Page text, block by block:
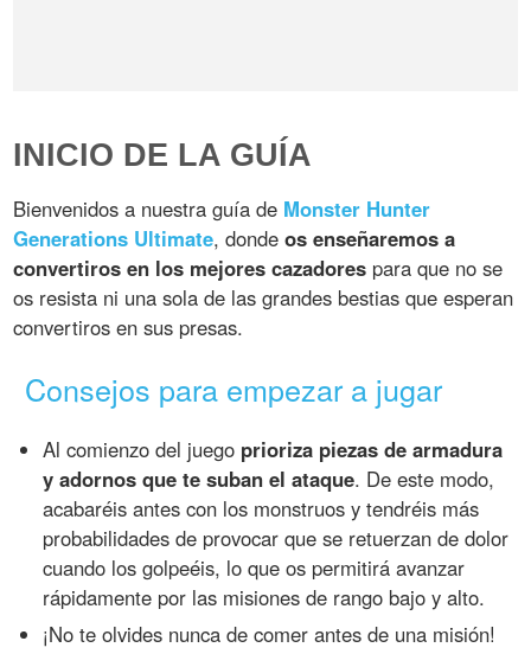
INICIO DE LA GUÍA
Bienvenidos a nuestra guía de Monster Hunter
Generations Ultimate, dondeos enseñaremos a
convertiros en los mejores cazadores para que no se
os resista ni una sola de las grandes bestias que esperan
convertiros en sus presas.
Consejos para empezar a jugar
Al comienzo del juego prioriza piezas de armadura
y adornos que te suban el ataque. De este modo,
acabaréis antes con los monstruos y tendréis más
probabilidades de provocar que se retuerzan de dolor
cuando los golpeéis, lo que os permitirá avanzar
rápidamente por las misiones de rango bajo y alto.
¡No te olvides nunca de comer antes de una misión!